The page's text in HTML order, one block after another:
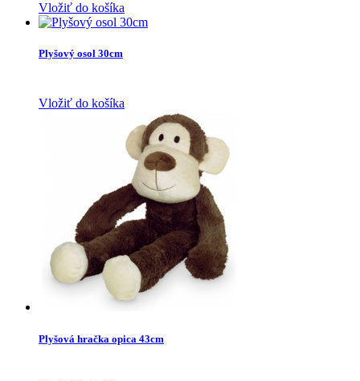
Vložiť do košíka
Plyšový osol 30cm
Vložiť do košíka
Plyšová hračka opica 43cm